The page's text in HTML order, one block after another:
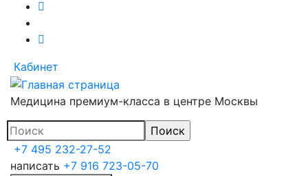
Кабинет
Медицина премиум-класса в центре Москвы
+7 495 232-27-52
написать +7 916 723-05-70